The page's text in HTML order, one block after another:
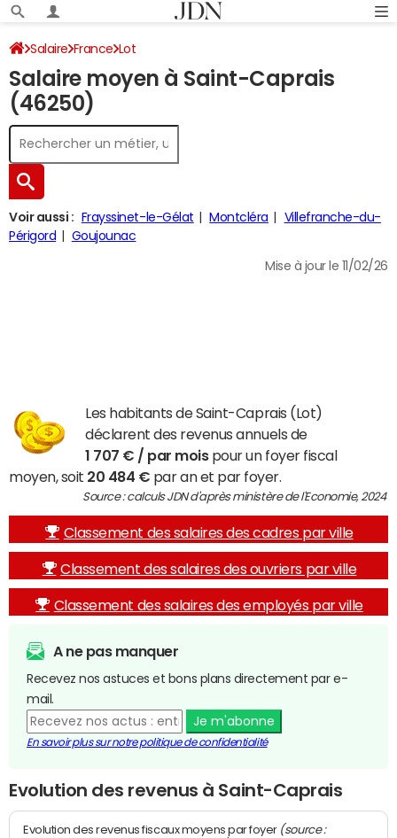
Salaire France Lot
Salaire moyen à Saint-Caprais
(46250)
Voir aussi : Frayssinet-le-Gélat Montcléra
Villefranche-du-
Périgord
Goujounac
Mise à jour le 11/02/26
Les habitants de Saint-Caprais (Lot)
déclarent des revenus annuels de
1 707 € / par moispour un foyer fiscal
moyen, soit 20 484 € par an et par foyer.
Source : calculs JDN d'après ministère de l'Economie, 2024
Classement des salaires des cadres par ville
Classement des salaires des ouvriers par ville
Classement des salaires des employés par ville
A ne pas manquer
Recevez nos astuces et bons plans directement par e-
mail.
Je m'abonne
En savoir plus sur notre politique de confidentialité
Evolution des revenus à Saint-Caprais
Evolution des revenus fiscaux moyens par foyer (source :